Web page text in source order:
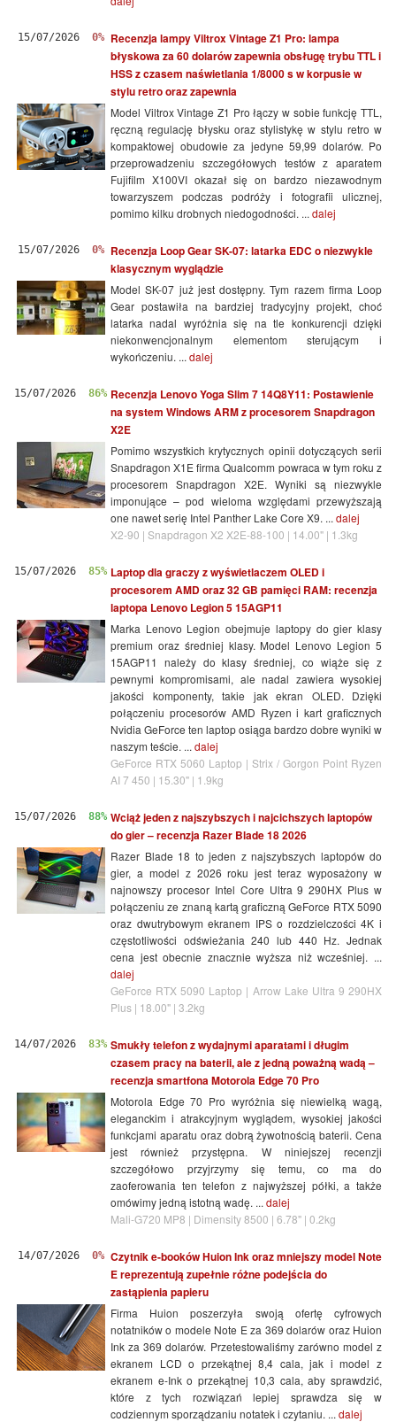
15/07/2026 0%
Recenzja lampy Viltrox Vintage Z1 Pro: lampa
błyskowa za 60 dolarów zapewnia obsługę trybu TTL i
HSS z czasem naświetlania 1/8000 s w korpusie w
stylu retro oraz zapewnia
Model Viltrox Vintage Z1 Pro łączy w sobie funkcję TTL,
ręczną regulację błysku oraz stylistykę w stylu retro w
kompaktowej obudowie za jedyne 59,99 dolarów. Po
przeprowadzeniu szczegółowych testów z aparatem
Fujifilm X100VI okazał się on bardzo niezawodnym
towarzyszem podczas podróży i fotografii ulicznej,
pomimo kilku drobnych niedogodności. ... dalej
15/07/2026 0%
Recenzja Loop Gear SK-07: latarka EDC o niezwykle
klasycznym wyglądzie
Model SK-07 już jest dostępny. Tym razem firma Loop
Gear postawiła na bardziej tradycyjny projekt, choć
latarka nadal wyróżnia się na tle konkurencji dzięki
niekonwencjonalnym elementom sterującym i
wykończeniu. ... dalej
15/07/2026 86% Recenzja Lenovo Yoga Slim 7 14Q8Y11: Postawienie
na system Windows ARM z procesorem Snapdragon
X2E
Pomimo wszystkich krytycznych opinii dotyczących serii
Snapdragon X1E firma Qualcomm powraca w tym roku z
procesorem Snapdragon X2E. Wyniki są niezwykle
imponujące – pod wieloma względami przewyższają
one nawet serię Intel Panther Lake Core X9. ... dalej
X2-90 | Snapdragon X2 X2E-88-100 | 14.00" | 1.3kg
15/07/2026 85% Laptop dla graczy z wyświetlaczem OLED i
procesorem AMD oraz 32 GB pamięci RAM: recenzja
laptopa Lenovo Legion 5 15AGP11
Marka Lenovo Legion obejmuje laptopy do gier klasy
premium oraz średniej klasy. Model Lenovo Legion 5
15AGP11 należy do klasy średniej, co wiąże się z
pewnymi kompromisami, ale nadal zawiera wysokiej
jakości komponenty, takie jak ekran OLED. Dzięki
połączeniu procesorów AMD Ryzen i kart graficznych
Nvidia GeForce ten laptop osiąga bardzo dobre wyniki w
naszym teście. ... dalej
GeForce RTX 5060 Laptop | Strix / Gorgon Point Ryzen
AI 7 450 | 15.30" | 1.9kg
15/07/2026 88% Wciąż jeden z najszybszych i najcichszych laptopów
do gier – recenzja Razer Blade 18 2026
Razer Blade 18 to jeden z najszybszych laptopów do
gier, a model z 2026 roku jest teraz wyposażony w
najnowszy procesor Intel Core Ultra 9 290HX Plus w
połączeniu ze znaną kartą graficzną GeForce RTX 5090
oraz dwutrybowym ekranem IPS o rozdzielczości 4K i
częstotliwości odświeżania 240 lub 440 Hz. Jednak
cena jest obecnie znacznie wyższa niż wcześniej. ...
dalej
GeForce RTX 5090 Laptop | Arrow Lake Ultra 9 290HX
Plus | 18.00" | 3.2kg
14/07/2026 83% Smukły telefon z wydajnymi aparatami i długim
czasem pracy na baterii, ale z jedną poważną wadą –
recenzja smartfona Motorola Edge 70 Pro
Motorola Edge 70 Pro wyróżnia się niewielką wagą,
eleganckim i atrakcyjnym wyglądem, wysokiej jakości
funkcjami aparatu oraz dobrą żywotnością baterii. Cena
jest również przystępna. W niniejszej recenzji
szczegółowo przyjrzymy się temu, co ma do
zaoferowania ten telefon z najwyższej półki, a także
omówimy jedną istotną wadę. ... dalej
Mali-G720 MP8 | Dimensity 8500 | 6.78" | 0.2kg
14/07/2026 0% Czytnik e-booków Huion Ink oraz mniejszy model Note
E reprezentują zupełnie różne podejścia do
zastąpienia papieru
Firma Huion poszerzyła swoją ofertę cyfrowych
notatników o modele Note E za 369 dolarów oraz Huion
Ink za 369 dolarów. Przetestowaliśmy zarówno model z
ekranem LCD o przekątnej 8,4 cala, jak i model z
ekranem e-Ink o przekątnej 10,3 cala, aby sprawdzić,
które z tych rozwiązań lepiej sprawdza się w
codziennym sporządzaniu notatek i czytaniu. ... dalej